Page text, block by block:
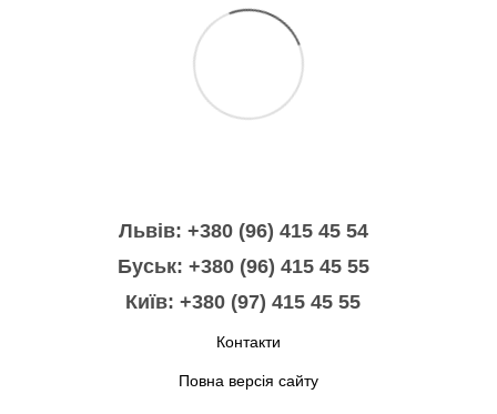
Львів: +380 (96) 415 45 54
Буськ: +380 (96) 415 45 55
Київ: +380 (97) 415 45 55
Контакти
Повна версія сайту